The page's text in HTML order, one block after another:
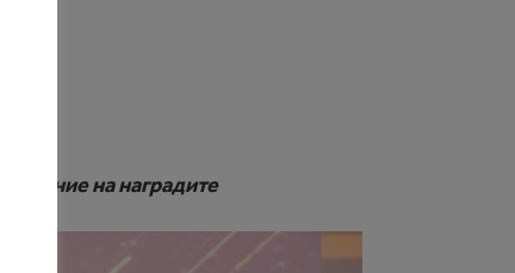
издание на наградите